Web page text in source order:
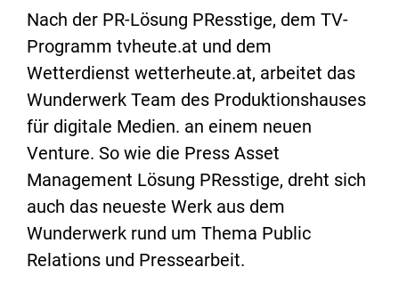
Nach der PR-Lösung PResstige, dem TV-
Programm tvheute.at und dem
Wetterdienst wetterheute.at, arbeitet das
Wunderwerk Team des Produktionshauses
für digitale Medien. an einem neuen
Venture. So wie die Press Asset
Management Lösung PResstige, dreht sich
auch das neueste Werk aus dem
Wunderwerk rund um Thema Public
Relations und Pressearbeit.